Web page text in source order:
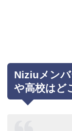
Niziuメン
や高校はど